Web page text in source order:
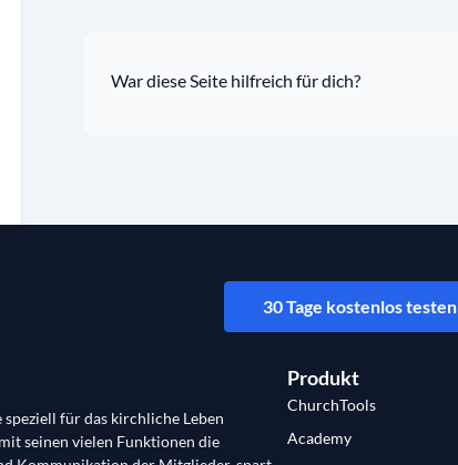
War diese Seite hilfreich für dich?
30 Tage kostenlos testen
für das kirchliche Leben
seinen vielen Funktionen die
Produkt
ChurchTools
Academy